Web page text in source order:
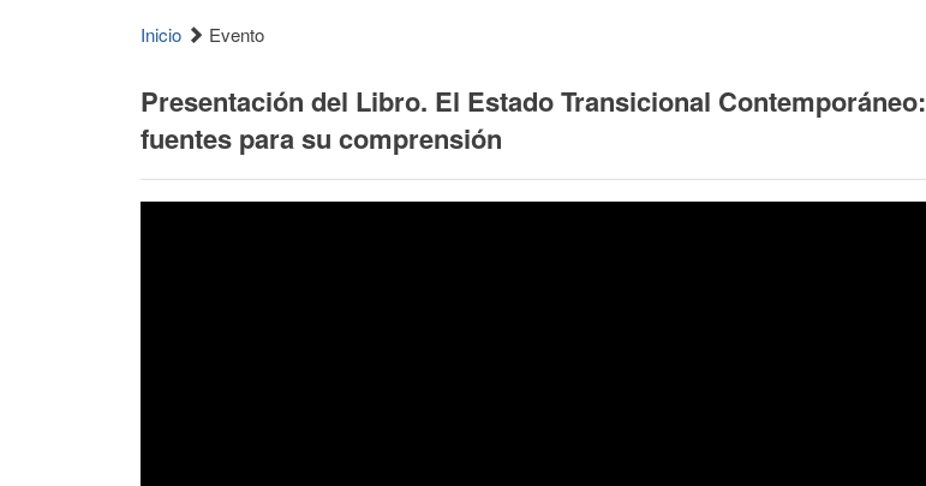
Inicio Evento
Presentación del Libro. El Estado Transicional Contemporáneo:
fuentes para su comprensión